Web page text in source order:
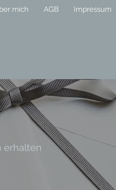
mich AGB Impressum
erhalten